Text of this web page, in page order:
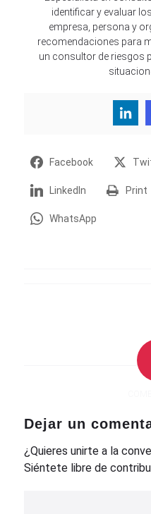
identificar y evaluar
empresa, persona y
recomendaciones para
un consultor de riesgos
Facebook
LinkedIn Print
WhatsApp
Dejar un
¿Quieres unirte a la
Siéntete libre de